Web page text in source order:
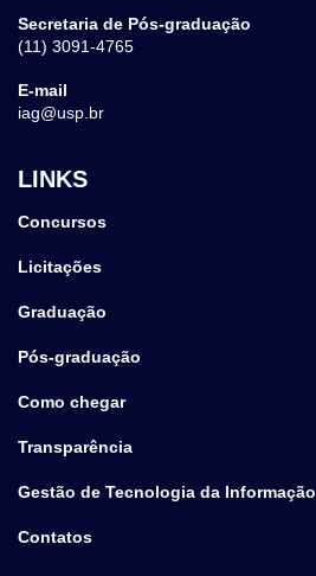
Secretaria de Pós-graduação
(11) 3091-4765
E-mail
iag@usp.br
LINKS
Concursos
Licitações
Graduação
Pós-graduação
Como chegar
Transparência
Gestão de Tecnologia da Informação
Contatos